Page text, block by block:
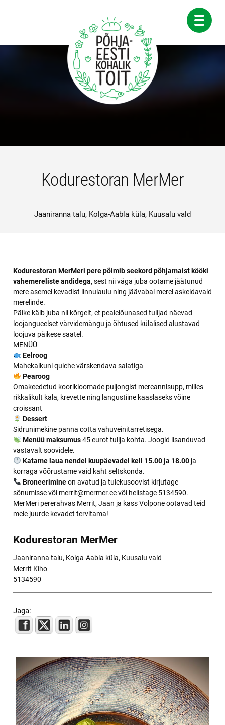
Kodurestoran MerMer
Jaaniranna talu, Kolga-Aabla küla, Kuusalu vald
Kodurestoran MerMeri pere põimib seekord põhjamaist kööki
vahemereliste andidega,sest nii väga juba ootame jäätunud
mere asemel kevadist linnulaulu ning jäävabal merel askeldavaid
merelinde.
Päike käib juba nii kõrgelt, et pealelõunased tulijad näevad
loojangueelset värvidemängu ja õhtused külalised alustavad
loojuva päikese saatel.
MENÜÜ
Eelroog
Mahekalkuni quiche värskendava salatiga
Pearoog
Omakeedetud koorikloomade puljongist mereannisupp, milles
rikkalikult kala, krevette ning langustiine kaaslaseks võine
croissant
Dessert
Sidrunimekine panna cotta vahuveinitarretisega.
Menüü maksumus45 eurot tulija kohta. Joogid lisanduvad
vastavalt soovidele.
Katame laua nendel kuupäevadel kell 15.00 ja 18.00ja
korraga võõrustame vaid kaht seltskonda.
Broneerimineon avatud ja tulekusoovist kirjutage
sõnumisse või merrit@mermer.ee või helistage 5134590.
MerMeri pererahvas Merrit, Jaan ja kass Volpone ootavad teid
meie juurde kevadet tervitama!
Kodurestoran MerMer
Jaaniranna talu, Kolga-Aabla küla, Kuusalu vald
Merrit Kiho
5134590
Jaga: